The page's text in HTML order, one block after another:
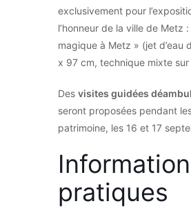
exclusivement pour
l’honneur de la ville de Metz
magique à Metz » (jet d’eau
x 97 cm, technique mixte sur
Des visites guidées
seront proposées pendant
patrimoine, les 16 et 17
pratiques